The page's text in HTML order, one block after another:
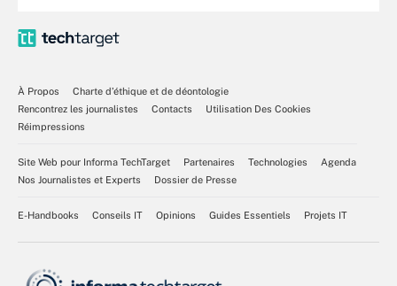
À Propos
Charte d’éthique et de déontologie
Rencontrez les journalistes
Contacts
Utilisation Des Cookies
Réimpressions
Site Web pour Informa TechTarget Partenaires Technologies
Agenda
Nos Journalistes et Experts
Dossier de Presse
E-Handbooks Conseils IT Opinions Guides Essentiels Projets IT